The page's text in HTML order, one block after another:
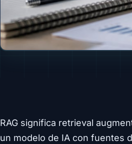
RAG significa retrieval
un modelo de IA con fuentes